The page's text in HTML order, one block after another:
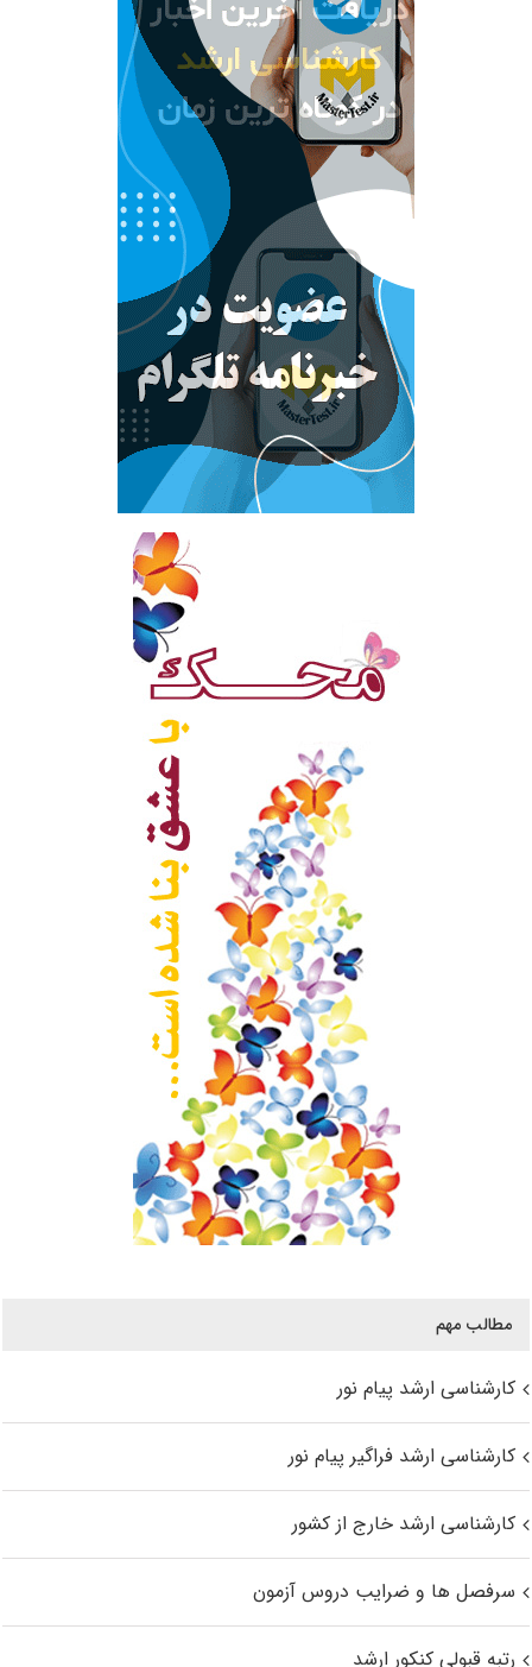
مطالب مهم
کارشناسی ارشد پیام نور
کارشناسی ارشد فراگیر پیام نور
کارشناسی ارشد خارج از کشور
سرفصل ها و ضرایب دروس آزمون
رتبه قبولی کنکور ارشد